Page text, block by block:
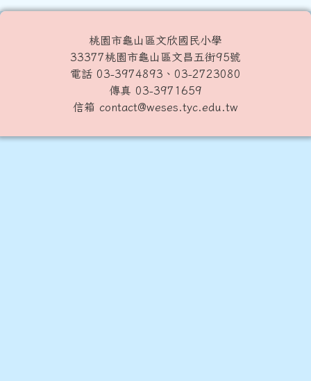
桃園市龜山區文欣國民小學
33377桃園市龜山區文昌五街95號
電話 03-3974893、03-2723080
傳真 03-3971659
信箱 contact@weses.tyc.edu.tw